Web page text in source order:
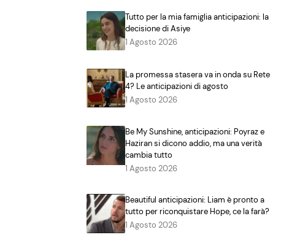
Tutto per la mia famiglia anticipazioni: la
decisione di Asiye
1 Agosto 2026
La promessa stasera va in onda su Rete
4? Le anticipazioni di agosto
1 Agosto 2026
Be My Sunshine, anticipazioni: Poyraz e
Haziran si dicono addio, ma una verità
cambia tutto
1 Agosto 2026
Beautiful anticipazioni: Liam è pronto a
tutto per riconquistare Hope, ce la farà?
1 Agosto 2026